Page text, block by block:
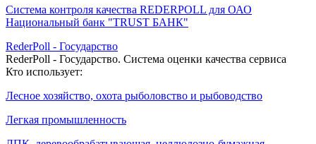
Система контроля качества REDERPOLL для ОАО
Национальный банк "TRUST БАНК"
RederPoll - Государство
RederPoll - Государство. Система оценки качества сервиса
Кто использует:
Лесное хозяйство, охота рыболовство и рыбоводство
Легкая промышленность